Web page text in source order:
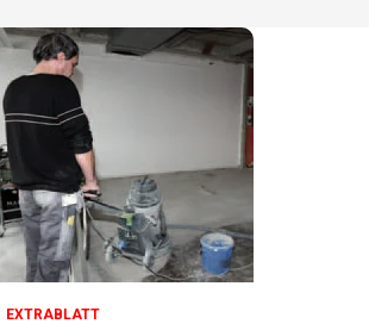
EXTRABLATT